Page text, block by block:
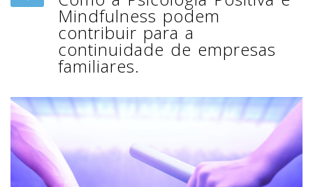
Mindfulness podem
contribuir para a
continuidade de empresas
familiares.